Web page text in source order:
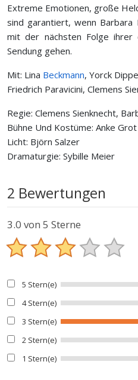
Extreme Emotionen, große
sind garantiert, wenn Barbara
mit der nächsten Folge ihrer
Sendung gehen.
Mit: Lina Beckmann, Yorck
Friedrich Paravicini, Clemens
Regie: Clemens Sienknecht,
Bühne Und Kostüme: Anke Grot
Licht: Björn Salzer
Dramaturgie: Sybille Meier
2 Bewertungen
3.0 von 5 Sterne
5 Stern(e)
4 Stern(e)
3 Stern(e)
2 Stern(e)
1 Stern(e)